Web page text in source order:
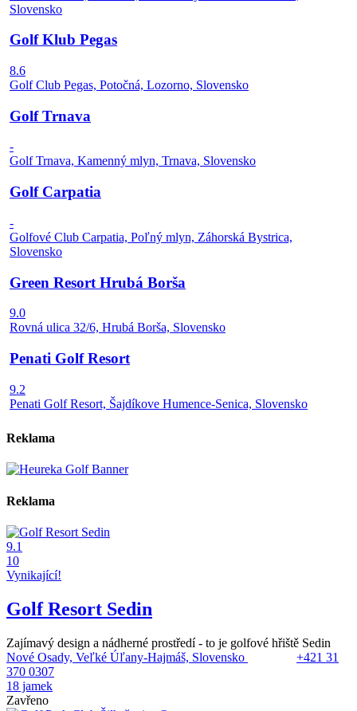
Slovensko
Golf Klub Pegas
8.6
Golf Club Pegas, Potočná, Lozorno, Slovensko
Golf Trnava
-
Golf Trnava, Kamenný mlyn, Trnava, Slovensko
Golf Carpatia
-
Golfové Club Carpatia, Poľný mlyn, Záhorská Bystrica,
Slovensko
Green Resort Hrubá Borša
9.0
Rovná ulica 32/6, Hrubá Borša, Slovensko
Penati Golf Resort
9.2
Penati Golf Resort, Šajdíkove Humence-Senica, Slovensko
Reklama
Reklama
9.1
10
Vynikající!
Golf Resort Sedin
Zajímavý design a nádherné prostředí - to je golfové hřiště Sedin
Nové Osady, Veľké Úľany-Hajmáš, Slovensko
+421 31
370 0307
18 jamek
Zavřeno